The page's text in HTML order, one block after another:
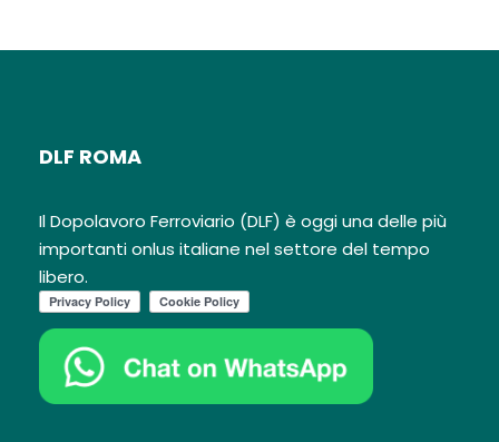
DLF ROMA
Il Dopolavoro Ferroviario (DLF) è oggi una delle più
importanti onlus italiane nel settore del tempo
libero.